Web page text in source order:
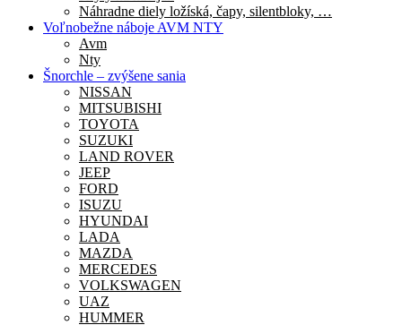
Náhradne diely ložíská, čapy, silentbloky, …
Voľnobežne náboje AVM NTY
Avm
Nty
Šnorchle – zvýšene sania
NISSAN
MITSUBISHI
TOYOTA
SUZUKI
LAND ROVER
JEEP
FORD
ISUZU
HYUNDAI
LADA
MAZDA
MERCEDES
VOLKSWAGEN
UAZ
HUMMER